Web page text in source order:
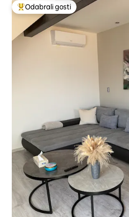
Među najviše rangiranima s
Odabrali gosti